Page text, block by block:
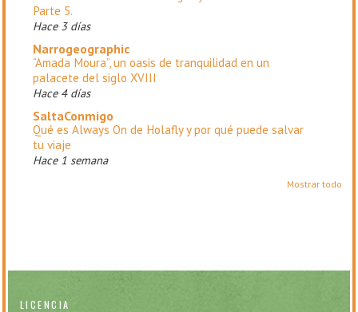
Parte 5.
Hace 3 días
Narrogeographic
“Amada Moura”, un oasis de tranquilidad en un
palacete del siglo XVIII
Hace 4 días
SaltaConmigo
Qué es Always On de Holafly y por qué puede salvar
tu viaje
Hace 1 semana
Mostrar todo
LICENCIA